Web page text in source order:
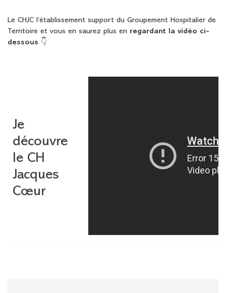
Le CHJC l’établissement support du Groupement Hospitalier de
Territoire et vous en saurez plus en regardant la vidéo ci-
dessous 👇
Je
découvre
le CH
Jacques
Cœur